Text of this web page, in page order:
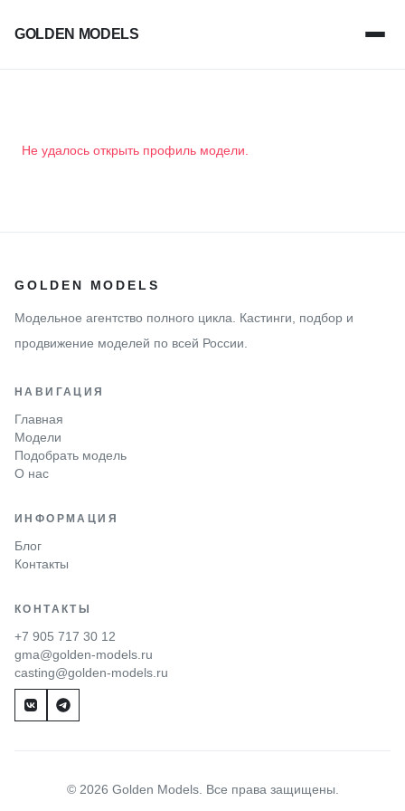
GOLDEN MODELS
Не удалось открыть профиль модели.
GOLDEN MODELS
Модельное агентство полного цикла. Кастинги, подбор и
продвижение моделей по всей России.
НАВИГАЦИЯ
Главная
Модели
Подобрать модель
О нас
ИНФОРМАЦИЯ
Блог
Контакты
КОНТАКТЫ
+7 905 717 30 12
gma@golden-models.ru
casting@golden-models.ru
© 2026 Golden Models. Все права защищены.